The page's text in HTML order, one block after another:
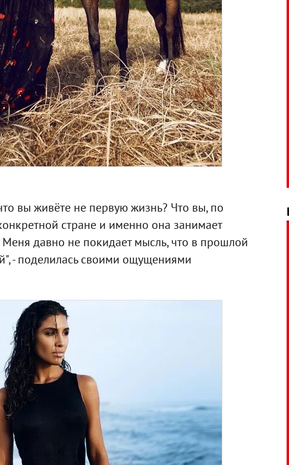
вы живёте не первую жизнь? Что вы, по
стране и именно она занимает
давно не покидает мысль, что в прошлой
- поделилась своими ощущениями